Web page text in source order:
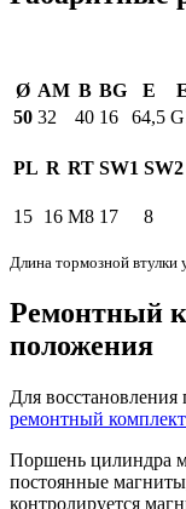
Ø AM B BG E
50 32 40 16 64,5
PL R RT SW1 SW2
15 16 M8 17 8
Длина тормозной втулки
Ремонтный
положения
Для восстановления
ремонтный
Поршень цилиндра
постоянные
контролируется